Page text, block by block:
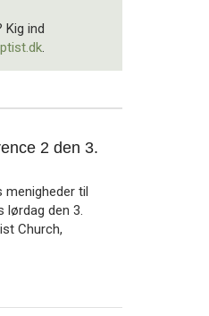
Kig ind
2 den 3.
menigheder til
den 3.
Church,